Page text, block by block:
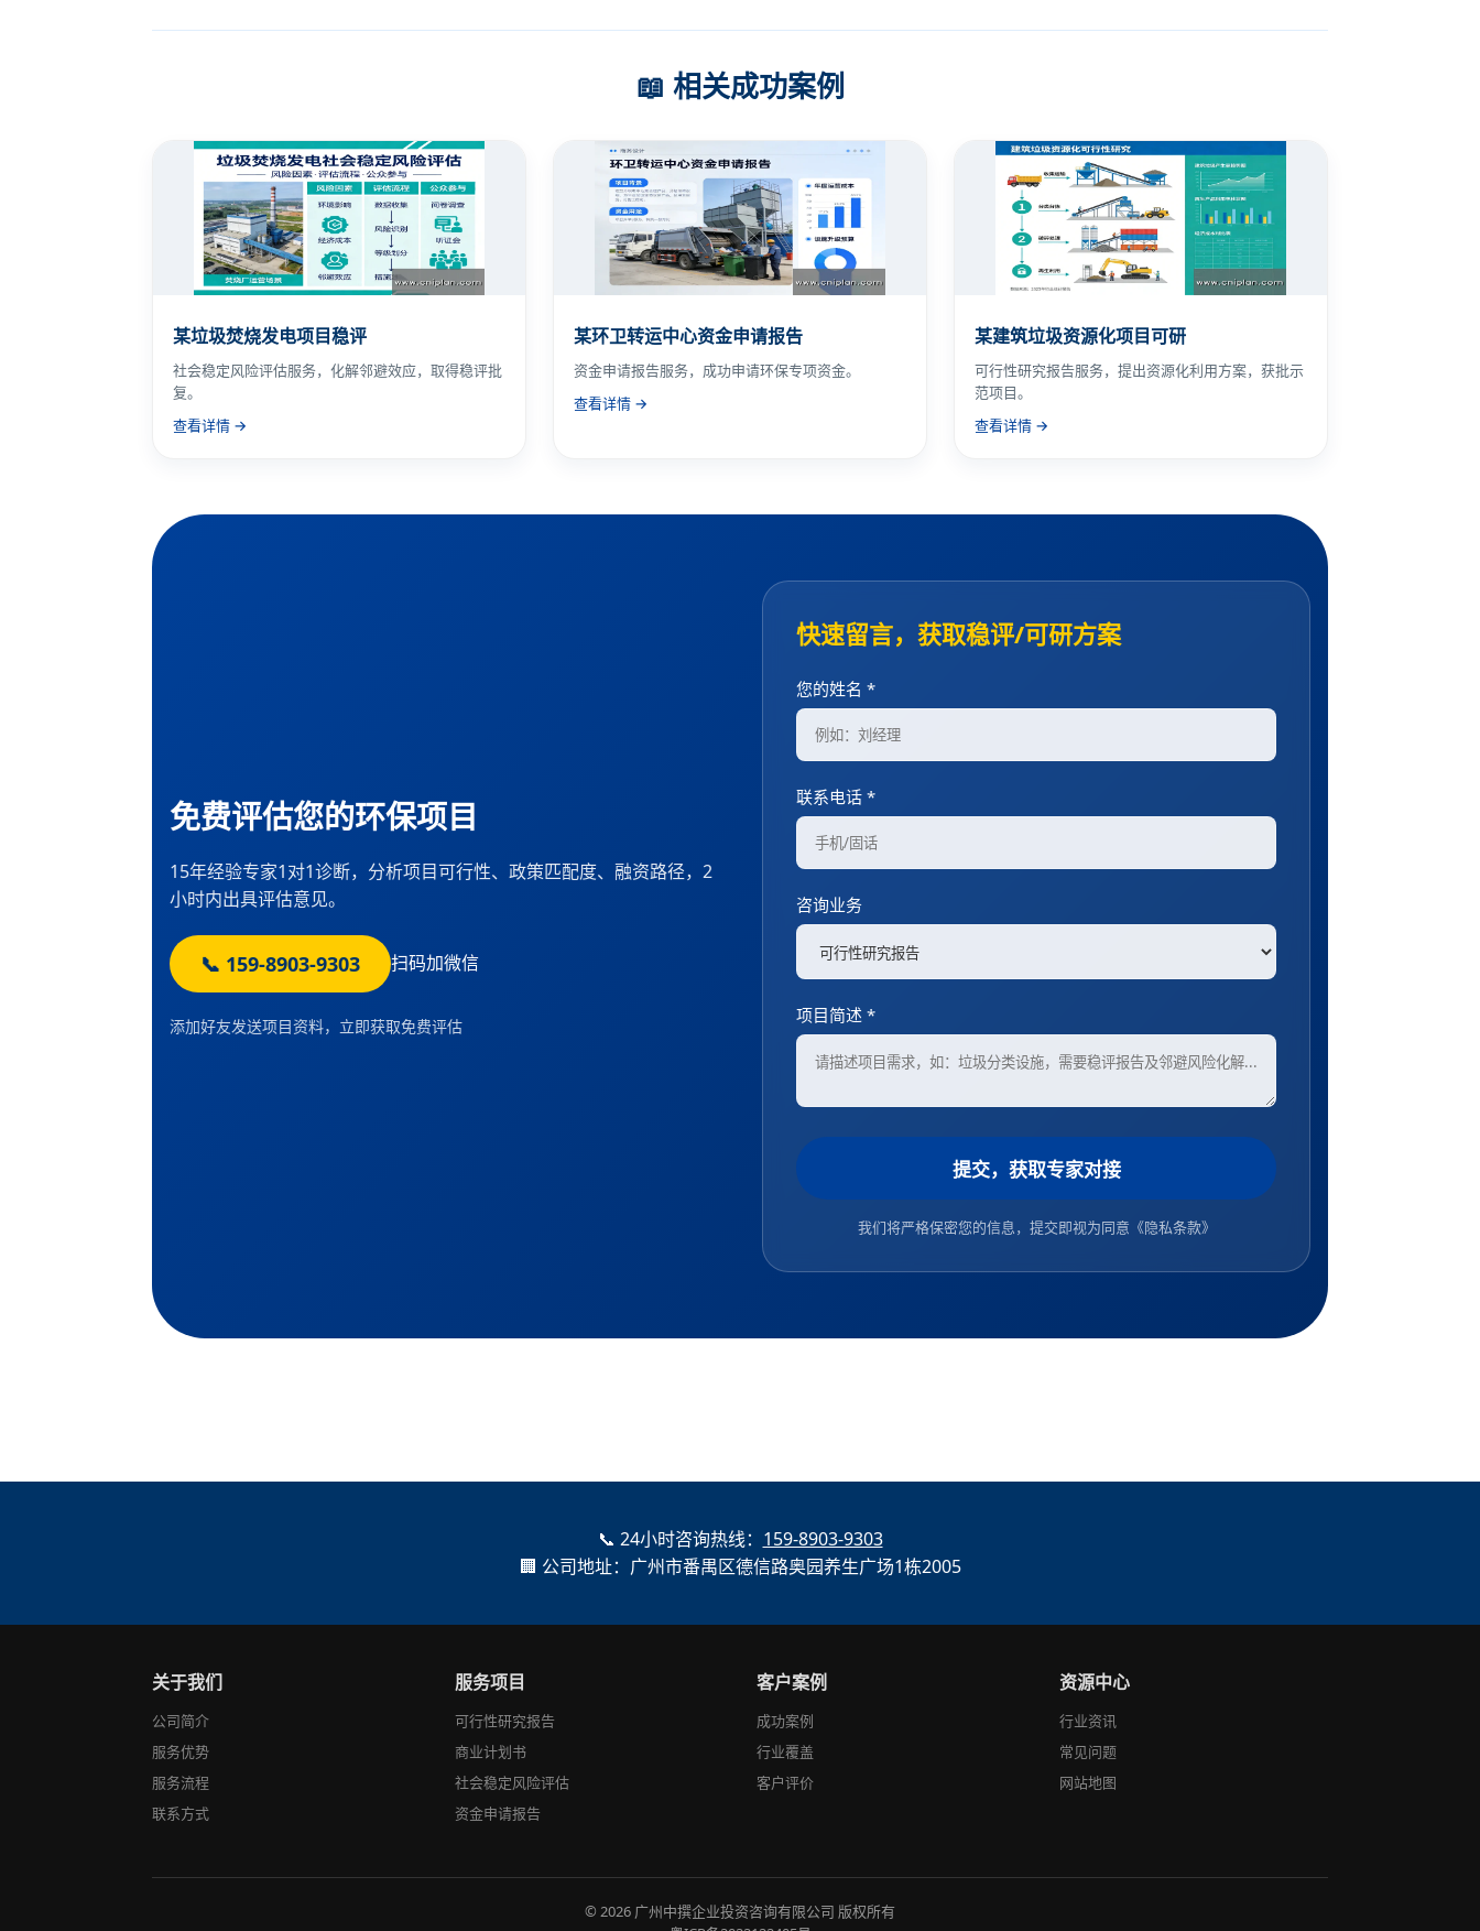
📖 相关成功案例
某垃圾焚烧发电项目稳评
社会稳定风险评估服务，化解邻避效应，取得稳评批
复。
查看详情 →
某环卫转运中心资金申请报告
资金申请报告服务，成功申请环保专项资金。
查看详情 →
某建筑垃圾资源化项目可研
可行性研究报告服务，提出资源化利用方案，获批示
范项目。
查看详情 →
免费评估您的环保项目
15年经验专家1对1诊断，分析项目可行性、政策匹配度、融资路径，2
小时内出具评估意见。
📞 159-8903-9303 扫码加微信
添加好友发送项目资料，立即获取免费评估
快速留言，获取稳评/可研方案
您的姓名 *
联系电话 *
咨询业务
项目简述 *
提交，获取专家对接
我们将严格保密您的信息，提交即视为同意 《隐私条款》
📞 24小时咨询热线： 159-8903-9303
🏢 公司地址：广州市番禺区德信路奥园养生广场1栋2005
关于我们
公司简介
服务优势
服务流程
联系方式
服务项目
可行性研究报告
商业计划书
社会稳定风险评估
资金申请报告
客户案例
成功案例
行业覆盖
客户评价
资源中心
行业资讯
常见问题
网站地图
© 2026 广州中撰企业投资咨询有限公司 版权所有